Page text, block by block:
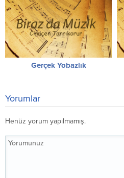
Gerçek Yobazlık
Yorumlar
Henüz yorum yapılmamış.